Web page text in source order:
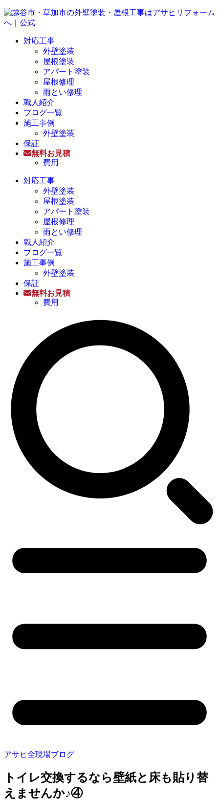
対応工事
外壁塗装
屋根塗装
アパート塗装
屋根修理
雨とい修理
職人紹介
ブログ一覧
施工事例
外壁塗装
保証
無料お見積
費用
対応工事
外壁塗装
屋根塗装
アパート塗装
屋根修理
雨とい修理
職人紹介
ブログ一覧
施工事例
外壁塗装
保証
無料お見積
費用
アサヒ全現場ブログ
トイレ交換するなら壁紙と床も貼り替
えませんか♪④